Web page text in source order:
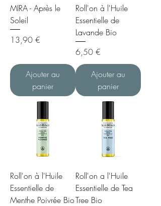
MIRA - Après le
Soleil
Prix
13,90 €
Ajouter au
panier
Roll'on à l'Huile
Essentielle de
Lavande Bio
Prix
6,50 €
Ajouter au
panier
Roll'on à l'Huile
Essentielle de
Menthe Poivrée Bio
Roll'on a l'Huile
Essentielle de Tea
Tree Bio